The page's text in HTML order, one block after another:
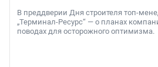
В преддверии Дня строителя топ-
„Терминал-Ресурс“ — о планах
поводах для осторожного оптимизма.